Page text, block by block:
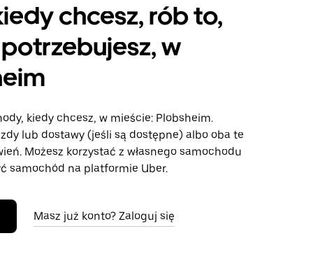
chcesz, rób to,
w
kiedy chcesz, w mieście: Plobsheim.
lub dostawy (jeśli są dostępne) albo oba te
Możesz korzystać z własnego samochodu
samochód na platformie Uber.
Masz już konto? Zaloguj się